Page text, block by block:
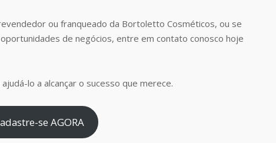
ou franqueado da Bortoletto Cosméticos, ou se
de negócios, entre em contato conosco hoje
lo a alcançar o sucesso que merece.
se AGORA